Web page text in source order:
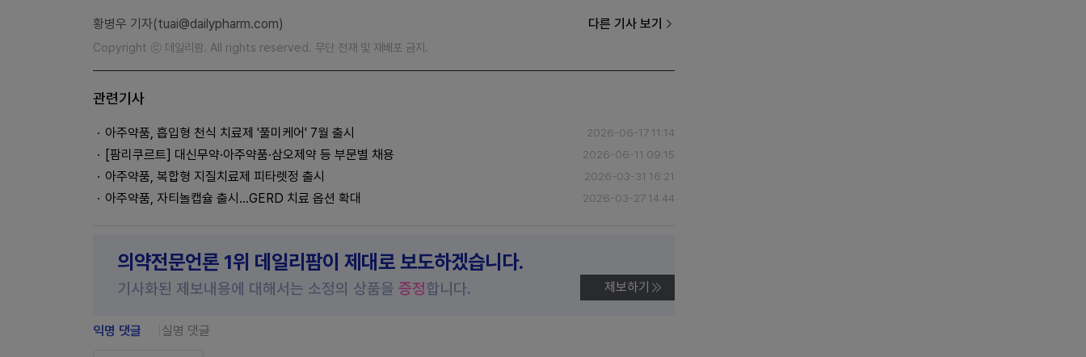
황병우 기자(tuai@dailypharm.com) 다른 기사 보기
Copyright ⓒ 데일리팜. All rights reserved. 무단 전재 및 재배포 금지.
관련기사
아주약품, 흡입형 천식 치료제 '풀미케어' 7월 출시 2026-06-17 11:14
[팜리쿠르트] 대신무약·아주약품·삼오제약 등 부문별 채용 2026-06-11 09:15
아주약품, 복합형 지질치료제 피타렛정 출시 2026-03-31 16:21
아주약품, 자티놀캡슐 출시…GERD 치료 옵션 확대 2026-03-27 14:44
의약전문언론 1위 데일리팜이 제대로 보도하겠습니다.
기사화된 제보내용에 대해서는 소정의 상품을 증정합니다. 제보하기
익명 댓글 실명 댓글